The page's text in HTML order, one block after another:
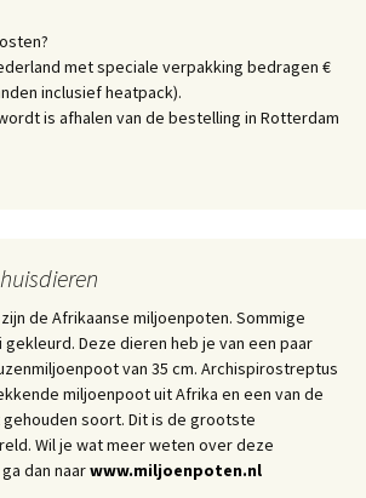
met speciale verpakking bedragen €
inclusief heatpack).
is afhalen van de bestelling in Rotterdam
de Afrikaanse miljoenpoten. Sommige
Deze dieren heb je van een paar
van 35 cm. Archispirostreptus
miljoenpoot uit Afrika en een van de
soort. Dit is de grootste
Wil je wat meer weten over deze
dan naarwww.miljoenpoten.nl